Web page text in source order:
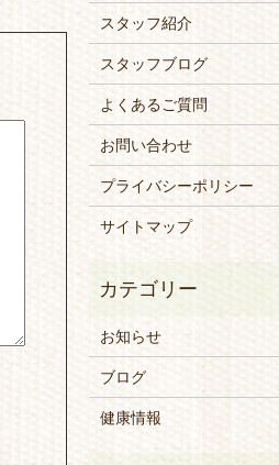
スタッフ紹介
スタッフブログ
よくあるご質問
お問い合わせ
プライバシーポリシー
サイトマップ
お知らせ
ブログ
健康情報